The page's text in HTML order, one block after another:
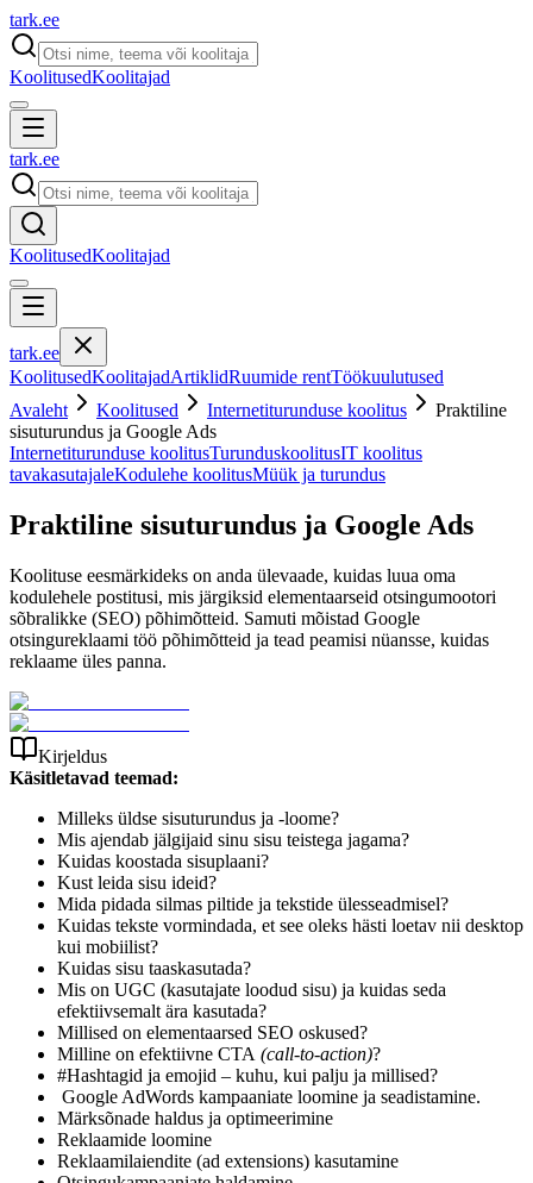
tark.ee
KoolitusedKoolitajad
tark.ee
KoolitusedKoolitajad
tark.ee
KoolitusedKoolitajadArtiklidRuumide rentTöökuulutused
Avaleht
Koolitused Internetiturunduse koolitus
Praktiline
sisuturundus ja Google Ads
Internetiturunduse koolitusTurunduskoolitusIT koolitus
tavakasutajaleKodulehe koolitusMüük ja turundus
Praktiline sisuturundus ja Google Ads
Koolituse eesmärkideks on anda ülevaade, kuidas luua oma
kodulehele postitusi, mis järgiksid elementaarseid otsingumootori
sõbralikke (SEO) põhimõtteid. Samuti mõistad Google
otsingureklaami töö põhimõtteid ja tead peamisi nüansse, kuidas
reklaame üles panna.
Kirjeldus
Käsitletavad teemad:
Milleks üldse sisuturundus ja -loome?
Mis ajendab jälgijaid sinu sisu teistega jagama?
Kuidas koostada sisuplaani?
Kust leida sisu ideid?
Mida pidada silmas piltide ja tekstide ülesseadmisel?
Kuidas tekste vormindada, et see oleks hästi loetav nii desktop
kui mobiilist?
Kuidas sisu taaskasutada?
Mis on UGC (kasutajate loodud sisu) ja kuidas seda
efektiivsemalt ära kasutada?
Millised on elementaarsed SEO oskused?
Milline on efektiivne CTA (call-to-action)?
#Hashtagid ja emojid – kuhu, kui palju ja millised?
Google AdWords kampaaniate loomine ja seadistamine.
Märksõnade haldus ja optimeerimine
Reklaamide loomine
Reklaamilaiendite (ad extensions) kasutamine